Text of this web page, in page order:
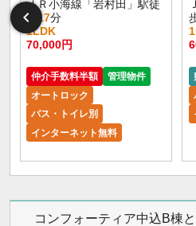
ＪＲ小海線「岩村田」駅徒
歩
17分
1LDK
70,000円
仲介手数料半額
管理物件
オートロック
バス・トイレ別
インターネット無料
コンフォーティア中込B棟